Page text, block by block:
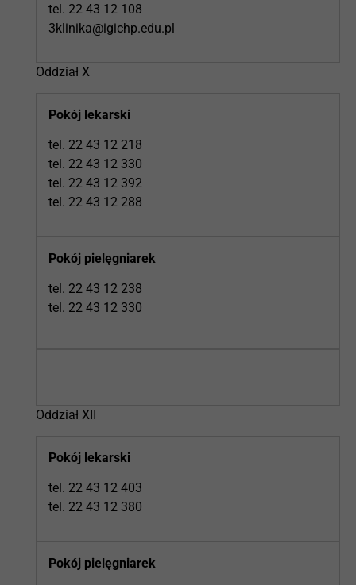
tel. 22 43 12 108
3klinika@igichp.edu.pl
Oddział X
Pokój lekarski
tel. 22 43 12 218
tel. 22 43 12 330
tel. 22 43 12 392
tel. 22 43 12 288
Pokój pielęgniarek
tel. 22 43 12 238
tel. 22 43 12 330
Oddział XII
Pokój lekarski
tel. 22 43 12 403
tel. 22 43 12 380
Pokój pielęgniarek